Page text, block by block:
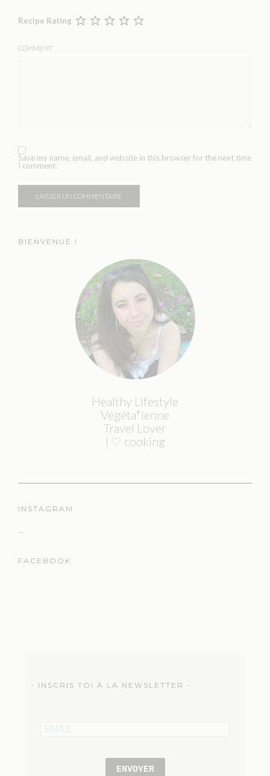
Recipe Rating
COMMENT
Save my name, email, and website in this browser for the next time
I comment.
BIENVENUE !
Healthy Lifestyle
Végéta*ienne
Travel Lover
I ♡ cooking
INSTAGRAM
…
FACEBOOK
- INSCRIS TOI À LA NEWSLETTER -
ENVOYER